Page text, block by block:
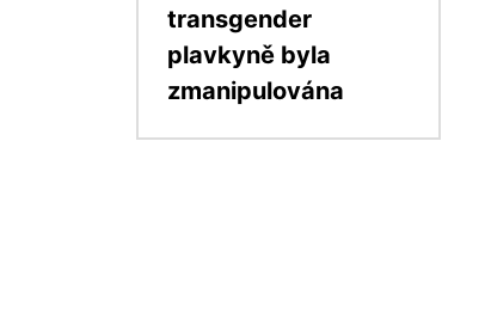
transgender
plavkyně byla
zmanipulována